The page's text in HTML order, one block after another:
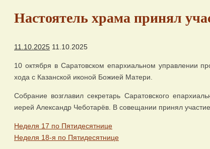
Настоятель храма принял
11.10.2025 11.10.2025
10 октября в Саратовском епархиальном управлении
хода с Казанской иконой Божией Матери.
Собрание возглавил секретарь Саратовского
иерей Александр Чеботарёв. В совещании принял
Неделя 17 по Пятидесятнице
Неделя 18-я по Пятидесятнице